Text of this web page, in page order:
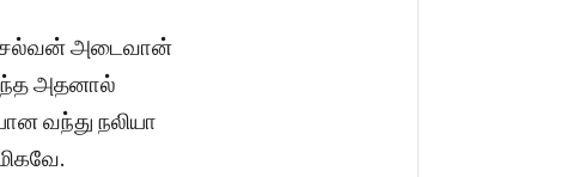
செல்வன் அடைவான்
அதனால்
வந்து நலியா